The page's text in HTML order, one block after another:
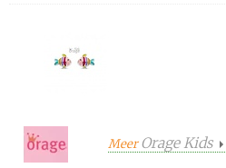
MeerOrage Kids